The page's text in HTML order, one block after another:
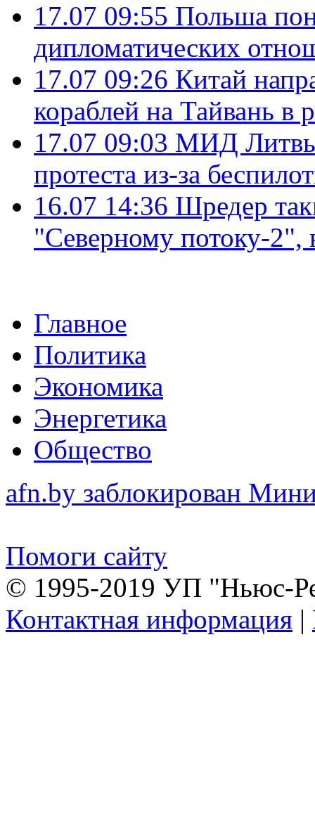
17.07 09:55 Польша
дипломатических
17.07 09:26 Китай
кораблей на Тайвань в
17.07 09:03 МИД Литвы
протеста из-за
16.07 14:36 Шредер
"Северному потоку-2",
Главное
Политика
Экономика
Энергетика
Общество
afn.by заблокирован
Помоги сайту
© 1995-2019 УП "Ньюс-
Контактная информация |